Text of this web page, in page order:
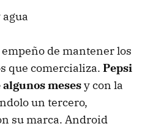
de mantener los
que comercializa. Pepsi
mesesy con la
un tercero,
su marca. Android